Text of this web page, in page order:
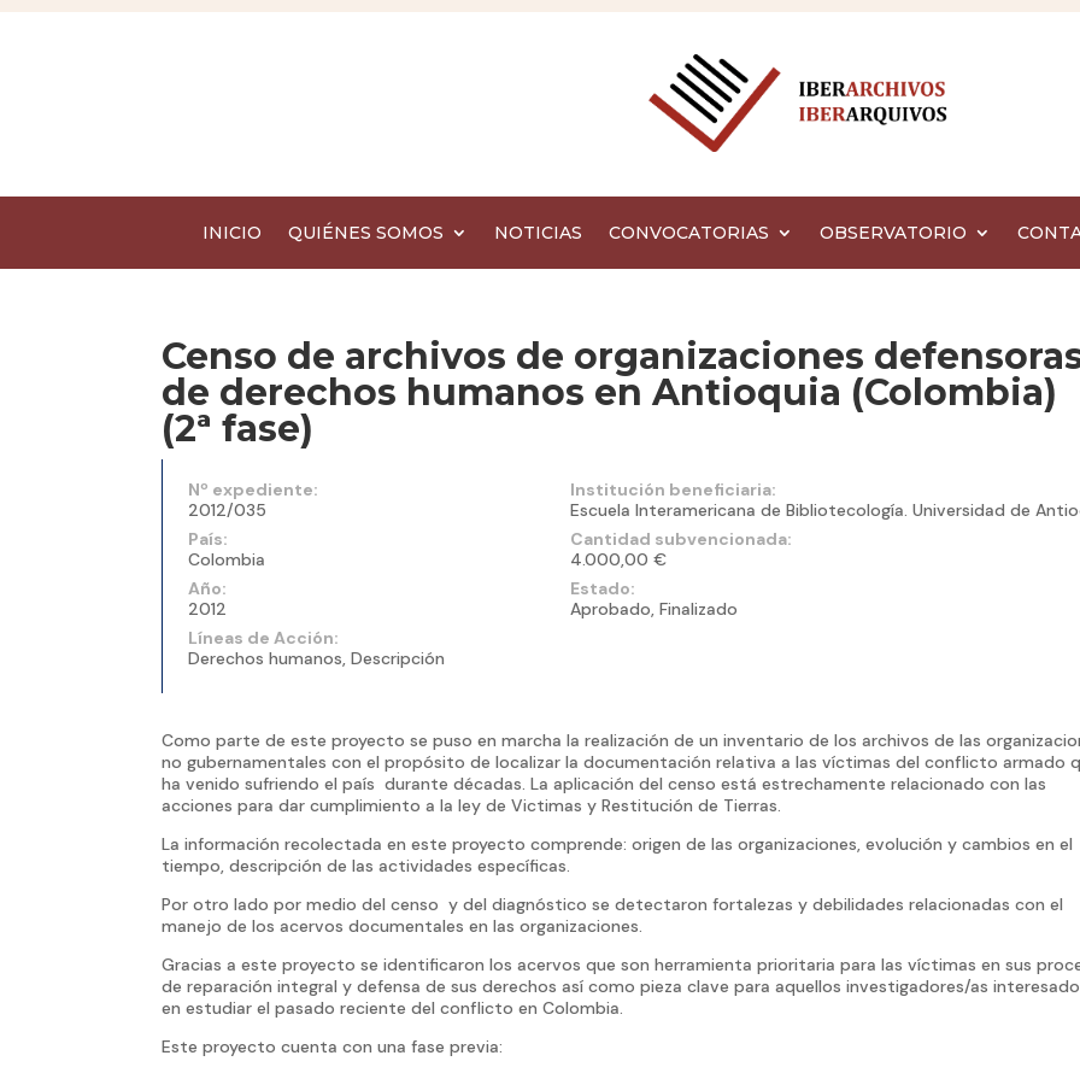
INICIO QUIÉNES SOMOS NOTICIAS CONVOCATORIAS OBSERVATORIO
Censo de archivos de organizaciones
de derechos humanos en Antioquia (Colombia)
(2ª fase)
Nº expediente:
2012/035
País:
Colombia
Año:
2012
Líneas de Acción:
Derechos humanos, Descripción
Institución beneficiaria:
Escuela Interamericana de Bibliotecología. Universidad de
Cantidad subvencionada:
4.000,00 €
Estado:
Aprobado, Finalizado
Como parte de este proyecto se puso en marcha la realización de un inventario de los archivos de las
no gubernamentales con el propósito de localizar la documentación relativa a las víctimas del conflicto armado
ha venido sufriendo el país durante décadas. La aplicación del censo está estrechamente relacionado con las
acciones para dar cumplimiento a la ley de Victimas y Restitución de Tierras.
La información recolectada en este proyecto comprende: origen de las organizaciones, evolución y cambios en el
tiempo, descripción de las actividades específicas.
Por otro lado por medio del censo y del diagnóstico se detectaron fortalezas y debilidades relacionadas con el
manejo de los acervos documentales en las organizaciones.
Gracias a este proyecto se identificaron los acervos que son herramienta prioritaria para las víctimas en sus
de reparación integral y defensa de sus derechos así como pieza clave para aquellos investigadores/as
en estudiar el pasado reciente del conflicto en Colombia.
Este proyecto cuenta con una fase previa: